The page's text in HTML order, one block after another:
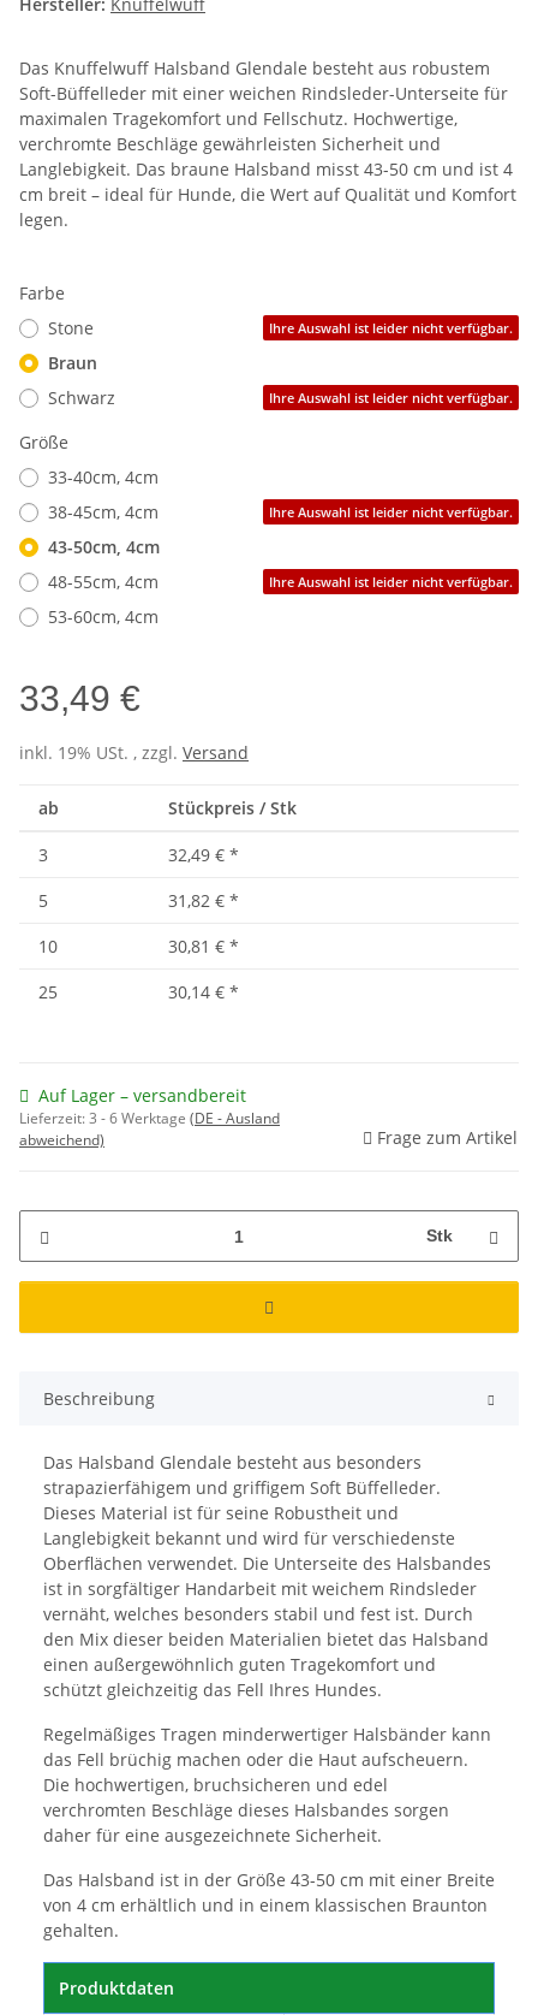
Das Knuffelwuff Halsband Glendale besteht aus robustem
Soft-Büffelleder mit einer weichen Rindsleder-Unterseite für
maximalen Tragekomfort und Fellschutz. Hochwertige,
verchromte Beschläge gewährleisten Sicherheit und
Langlebigkeit. Das braune Halsband misst 43-50 cm und ist 4
cm breit – ideal für Hunde, die Wert auf Qualität und Komfort
legen.
Farbe
Stone
Ihre Auswahl ist leider nicht verfügbar.
Braun
Schwarz
Ihre Auswahl ist leider nicht verfügbar.
Größe
33-40cm, 4cm
38-45cm, 4cm
Ihre Auswahl ist leider nicht verfügbar.
43-50cm, 4cm
48-55cm, 4cm
Ihre Auswahl ist leider nicht verfügbar.
53-60cm, 4cm
33,49 €
inkl. 19% USt. , zzgl. Versand
ab Stückpreis / Stk
3 32,49 € *
5
31,82 € *
10
30,81 € *
25
30,14 € *
Auf Lager – versandbereit
Lieferzeit:3 - 6 Werktage (DE - Ausland
abweichend)
Frage zum Artikel
Stk
Beschreibung
Das Halsband Glendale besteht aus besonders
strapazierfähigem und griffigem Soft Büffelleder.
Dieses Material ist für seine Robustheit und
Langlebigkeit bekannt und wird für verschiedenste
Oberflächen verwendet. Die Unterseite des Halsbandes
ist in sorgfältiger Handarbeit mit weichem Rindsleder
vernäht, welches besonders stabil und fest ist. Durch
den Mix dieser beiden Materialien bietet das Halsband
einen außergewöhnlich guten Tragekomfort und
schützt gleichzeitig das Fell Ihres Hundes.
Regelmäßiges Tragen minderwertiger Halsbänder kann
das Fell brüchig machen oder die Haut aufscheuern.
Die hochwertigen, bruchsicheren und edel
verchromten Beschläge dieses Halsbandes sorgen
daher für eine ausgezeichnete Sicherheit.
Das Halsband ist in der Größe 43-50 cm mit einer Breite
von 4 cm erhältlich und in einem klassischen Braunton
gehalten.
Produktdaten